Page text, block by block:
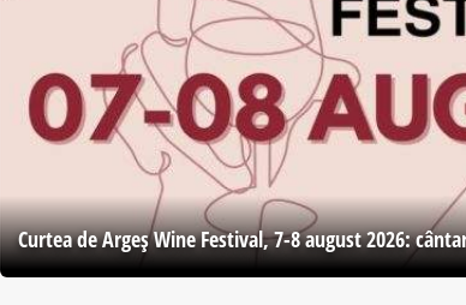
Curtea de Argeş Wine Festival, 7-8 august 2026: